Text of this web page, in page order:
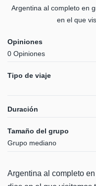
Argentina al completo en
en el que
Opiniones
0 Opiniones
Tipo de viaje
Duración
Tamaño del grupo
Grupo mediano
Argentina al completo